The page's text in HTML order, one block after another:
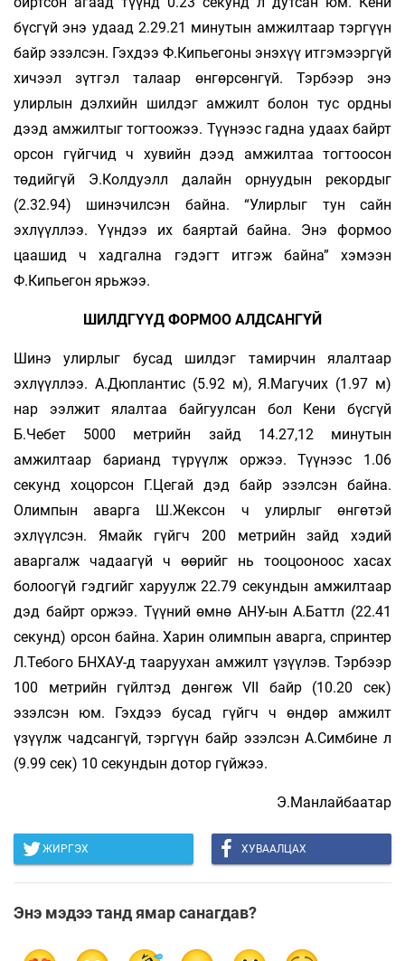
бүсгүй энэ удаад 2.29.21 минутын амжилтаар тэргүүн
байр эзэлсэн. Гэхдээ Ф.Кипьегоны энэхүү итгэмээргүй
хичээл зүтгэл талаар өнгөрсөнгүй. Тэрбээр энэ
улирлын дэлхийн шилдэг амжилт болон тус ордны
дээд амжилтыг тогтоожээ. Түүнээс гадна удаах байрт
орсон гүйгчид ч хувийн дээд амжилтаа тогтоосон
төдийгүй Э.Колдуэлл далайн орнуудын рекордыг
(2.32.94) шинэчилсэн байна. “Улирлыг тун сайн
эхлүүллээ. Үүндээ их баяртай байна. Энэ формоо
цаашид ч хадгална гэдэгт итгэж байна” хэмээн
Ф.Кипьегон ярьжээ.
ШИЛДГҮҮД ФОРМОО АЛДСАНГҮЙ
Шинэ улирлыг бусад шилдэг тамирчин ялалтаар
эхлүүллээ. А.Дюплантис (5.92 м), Я.Магучих (1.97 м)
нар ээлжит ялалтаа байгуулсан бол Кени бүсгүй
Б.Чебет 5000 метрийн зайд 14.27,12 минутын
амжилтаар барианд түрүүлж оржээ. Түүнээс 1.06
секунд хоцорсон Г.Цегай дэд байр эзэлсэн байна.
Олимпын аварга Ш.Жексон ч улирлыг өнгөтэй
эхлүүлсэн. Ямайк гүйгч 200 метрийн зайд хэдий
аваргалж чадаагүй ч өөрийг нь тооцооноос хасах
болоогүй гэдгийг харуулж 22.79 секундын амжилтаар
дэд байрт оржээ. Түүний өмнө АНУ-ын А.Баттл (22.41
секунд) орсон байна. Харин олимпын аварга, спринтер
Л.Тебого БНХАУ-д тааруухан амжилт үзүүлэв. Тэрбээр
100 метрийн гүйлтэд дөнгөж VII байр (10.20 сек)
эзэлсэн юм. Гэхдээ бусад гүйгч ч өндөр амжилт
үзүүлж чадсангүй, тэргүүн байр эзэлсэн А.Симбине л
(9.99 сек) 10 секундын дотор гүйжээ.
Э.Манлайбаатар
ЖИРГЭХ ХУВААЛЦАХ
Энэ мэдээ танд ямар санагдав?